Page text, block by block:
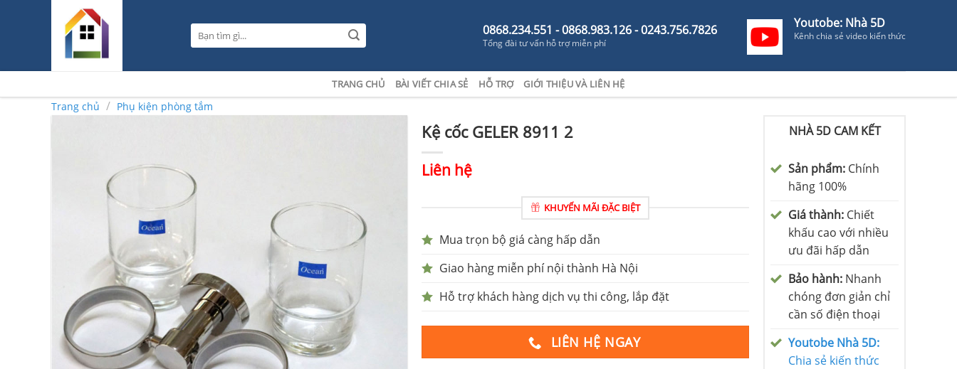
Tìm
kiếm:
0868.234.551 - 0868.983.126 - 0243.756.7826
Tổng đài tư vấn hỗ trợ miễn phí
Youtobe: Nhà 5D
Kênh chia sẻ video kiến thức
TRANG CHỦ BÀI VIẾT CHIA SẺ HỖ TRỢ GIỚI THIỆU VÀ LIÊN HỆ
Trang chủ / Phụ kiện phòng tắm
Kệ cốc GELER 8911 2
Liên hệ
KHUYẾN MÃI ĐẶC BIỆT
Mua trọn bộ giá càng hấp dẫn
Giao hàng miễn phí nội thành Hà Nội
Hỗ trợ khách hàng dịch vụ thi công, lắp đặt
LIÊN HỆ NGAY
NHÀ 5D CAM KẾT
Sản phẩm: Chính
hãng 100%
Giá thành: Chiết
khấu cao với nhiều
ưu đãi hấp dẫn
Bảo hành: Nhanh
chóng đơn giản chỉ
cần số điện thoại
Youtobe Nhà 5D:
Chia sẻ kiến thức